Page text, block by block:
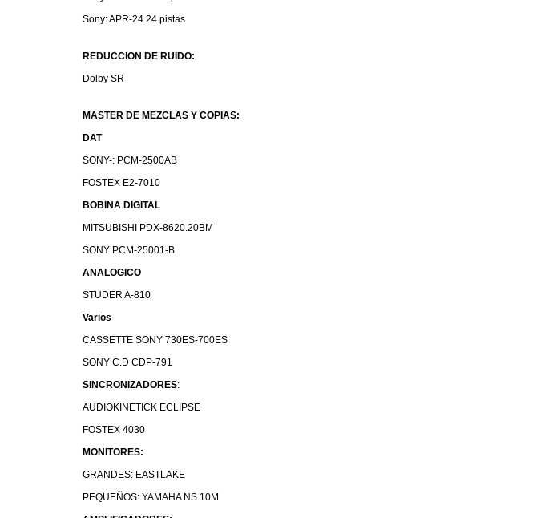
Sony: APR-24 24 pistas
REDUCCION DE RUIDO:
Dolby SR
MASTER DE MEZCLAS Y COPIAS:
DAT
SONY-: PCM-2500AB
FOSTEX E2-7010
BOBINA DIGITAL
MITSUBISHI PDX-8620.20BM
SONY PCM-25001-B
ANALOGICO
STUDER A-810
Varios
CASSETTE SONY 730ES-700ES
SONY C.D CDP-791
SINCRONIZADORES:
AUDIOKINETICK ECLIPSE
FOSTEX 4030
MONITORES:
GRANDES: EASTLAKE
PEQUEÑOS: YAMAHA NS.10M